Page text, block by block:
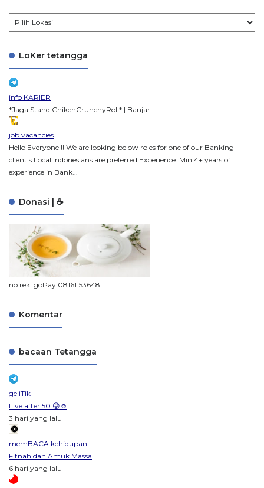
LoKer tetangga
info KARIER
*Jaga Stand ChikenCrunchyRoll* | Banjar
job vacancies
Hello Everyone !! We are looking below roles for one of our Banking
client's Local Indonesians are preferred Experience: Min 4+ years of
experience in Bank...
Donasi | ☕
no.rek. goPay 08161153648
Komentar
bacaan Tetangga
geliTik
Live after 50 😜☺️
3 hari yang lalu
memBACA kehidupan
Fitnah dan Amuk Massa
6 hari yang lalu